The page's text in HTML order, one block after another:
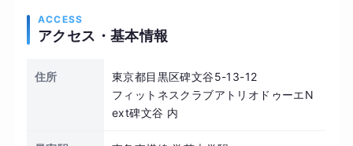
ACCESS
アクセス・基本情報
住所
東京都目黒区碑文谷5-13-12
フィットネスクラブアトリオドゥーエN
ext碑文谷 内